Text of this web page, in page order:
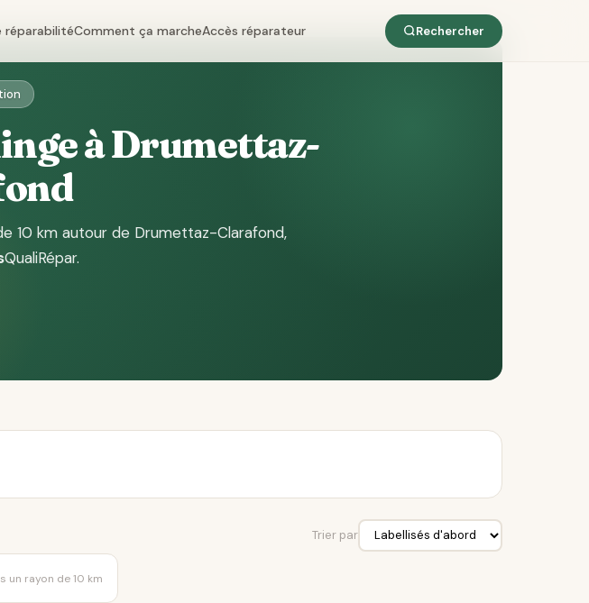
réparabilitéComment ça marcheAccès réparateur Rechercher
à Drumettaz-
10 km autour de Drumettaz-Clarafond,
QualiRépar.
Trier par
un rayon de 10 km